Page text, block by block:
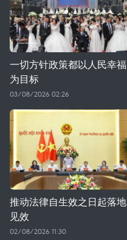
一切方针政策都以人民幸福
为目标
03/08/2026 02:26
推动法律自生效之日起落地
见效
02/08/2026 11:30